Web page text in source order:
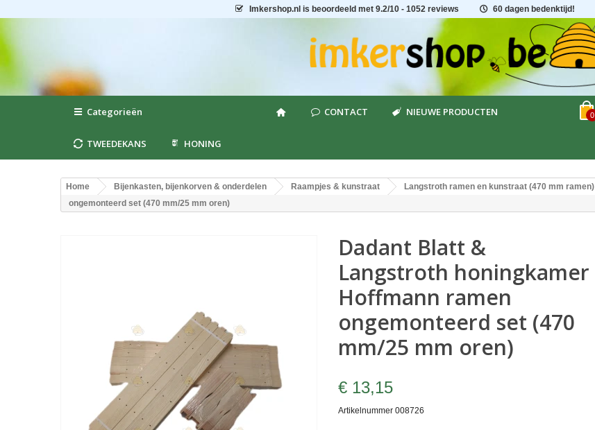
Imkershop.nl is beoordeeld met 9.2/10 - 1052 reviews 60 dagen bedenktijd!
0
Categorieën CONTACT NIEUWE PRODUCTEN
TWEEDEKANS HONING
Home Bijenkasten, bijenkorven & onderdelen Raampjes & kunstraat Langstroth ramen en kunstraat (470 mm ramen)
ongemonteerd set (470 mm/25 mm oren)
Dadant Blatt &
Langstroth honingkamer
Hoffmann ramen
ongemonteerd set (470
mm/25 mm oren)
€ 13,15
Artikelnummer 008726